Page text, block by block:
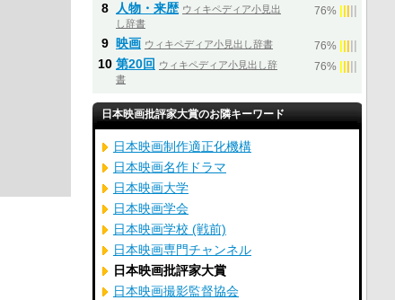
8 人物・来歴 ウィキペディア小見出
し辞書
76%
9 映画 ウィキペディア小見出し辞書 76%
10 第20回 ウィキペディア小見出し辞
書
76%
日本映画批評家大賞のお隣キーワード
日本映画制作適正化機構
日本映画名作ドラマ
日本映画大学
日本映画学会
日本映画学校 (戦前)
日本映画専門チャンネル
日本映画批評家大賞
日本映画撮影監督協会